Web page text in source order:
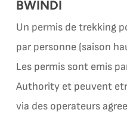
BWINDI
Un permis de trekking
par personne (saison
Les permis sont emis
Authority et peuvent
via des operateurs